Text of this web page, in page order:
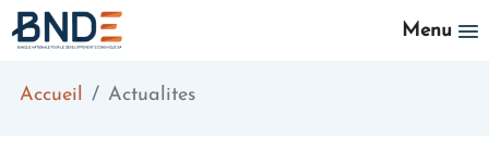
Aller au contenu principal
Menu
Accueil Actualites